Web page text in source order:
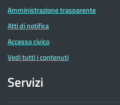
Amministrazione trasparente
Atti di notifica
Accesso civico
Vedi tutti i contenuti
Servizi